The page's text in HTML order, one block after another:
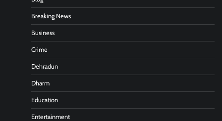
Breaking News
Business
Crime
Dehradun
Dharm
Education
Entertainment